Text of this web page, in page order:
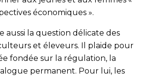
économiques ».
aussi la question délicate des
et éleveurs. Il plaide pour
fondée sur la régulation, la
permanent. Pour lui, les